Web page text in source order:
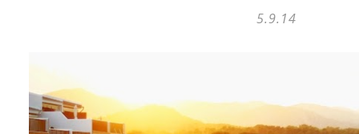
5.9.14